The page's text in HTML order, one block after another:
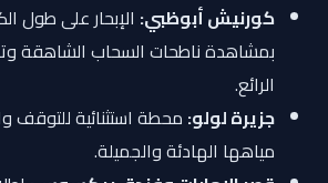
كورنيش أبوظبي:الإبحار على طول
بمشاهدة ناطحات السحاب الشاهقة
الرائع.
جزيرة لولو:محطة استثنائية للتوقف
مياهها الهادئة والجميلة.